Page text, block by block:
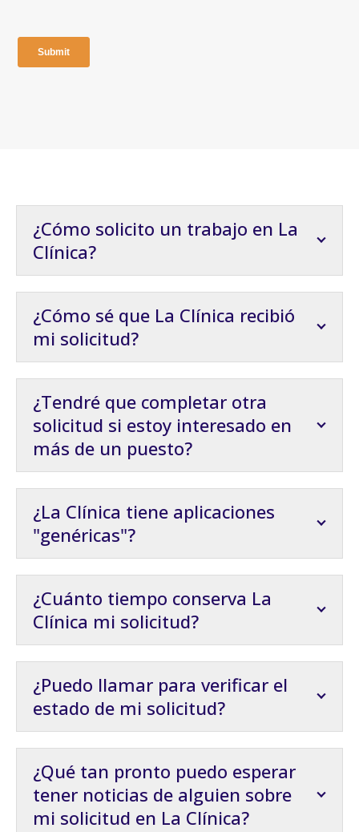
¿Cómo solicito un trabajo en La
Clínica?
¿Cómo sé que La Clínica recibió
mi solicitud?
¿Tendré que completar otra
solicitud si estoy interesado en
más de un puesto?
¿La Clínica tiene aplicaciones
"genéricas"?
¿Cuánto tiempo conserva La
Clínica mi solicitud?
¿Puedo llamar para verificar el
estado de mi solicitud?
¿Qué tan pronto puedo esperar
tener noticias de alguien sobre
mi solicitud en La Clínica?